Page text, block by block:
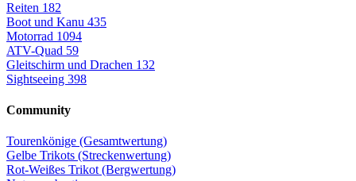
Reiten 182
Boot und Kanu 435
Motorrad 1094
ATV-Quad 59
Gleitschirm und Drachen 132
Sightseeing 398
Community
Tourenkönige (Gesamtwertung)
Gelbe Trikots (Streckenwertung)
Rot-Weißes Trikot (Bergwertung)